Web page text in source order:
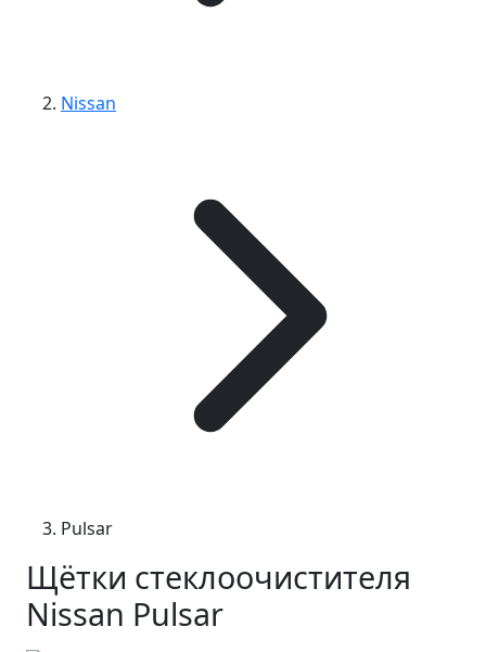
Nissan
Pulsar
Щётки стеклоочистителя
Nissan Pulsar